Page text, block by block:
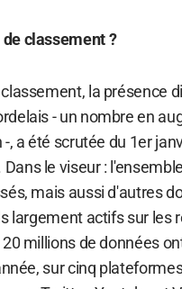
classement ?
la présence
- un nombre en
, a été scrutée du 1er
le viseur :
mais aussi d'autres
largement actifs sur les
millions de données
sur cinq